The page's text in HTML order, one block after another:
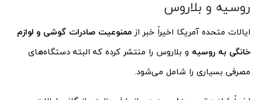
روسیه و بلاروس
ایالات متحده آمریکا اخیراً خبر از ممنوعیت صادرات گوشی و لوازم
خانگی به روسیه و بلاروس را منتشر کرده که البته دستگاه‌های
مصرفی بسیاری را شامل می‌شود.